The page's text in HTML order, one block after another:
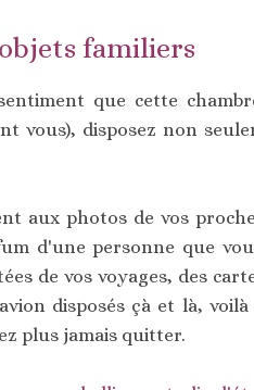
familiers
que cette
vous), disposez non
aux photos de vos
d'une personne que
de vos voyages, des
disposés çà et là,
plus jamais quitter.